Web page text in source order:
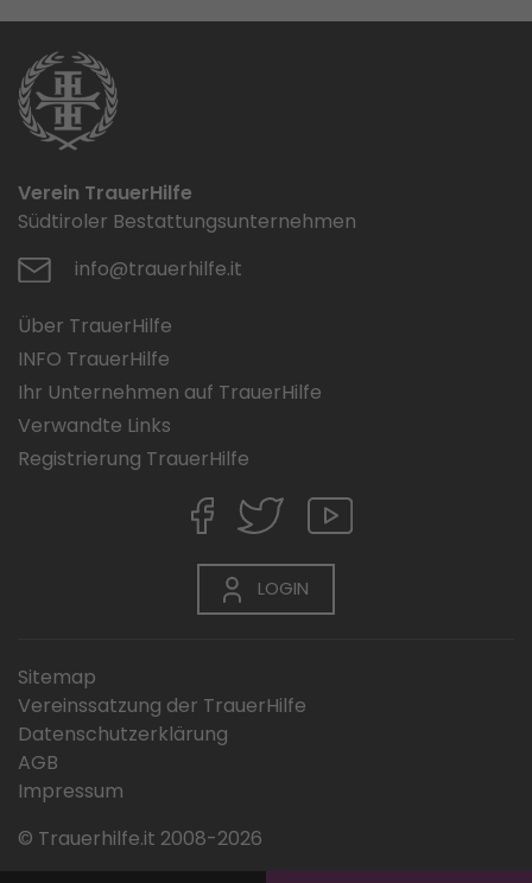
Verein TrauerHilfe
Südtiroler Bestattungsunternehmen
info@trauerhilfe.it
Über TrauerHilfe
INFO TrauerHilfe
Ihr Unternehmen auf TrauerHilfe
Verwandte Links
Registrierung TrauerHilfe
LOGIN
Sitemap
Vereinssatzung der TrauerHilfe
Datenschutzerklärung
AGB
Impressum
© Trauerhilfe.it 2008-2026